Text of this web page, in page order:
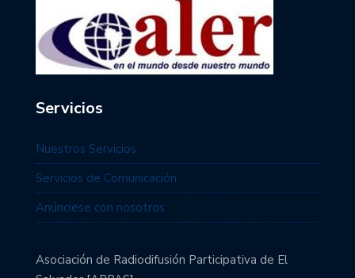
Servicios
Nuestros Servicios
Servicios de Comunicación
Anúnciese con nosotros
Asociación de Radiodifusión Participativa de El